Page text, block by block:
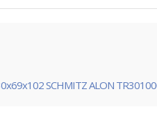
SCHMITZ ALON